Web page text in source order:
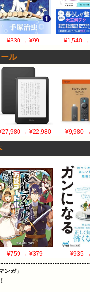
¥330 → ¥99 ¥1,540 →
ル
→ ¥22,980 ¥9,980→
¥759→ ¥379 ¥935→
ンガ」